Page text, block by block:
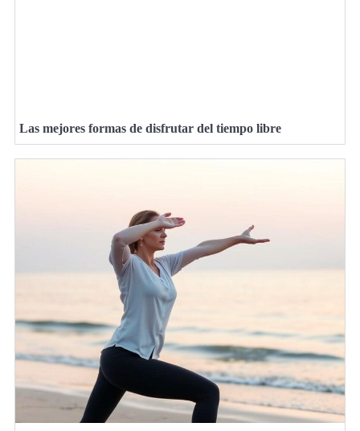
Las mejores formas de disfrutar del tiempo libre